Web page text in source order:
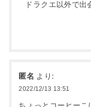
ドラクエ以外で出
匿名 より:
2022/12/13 13:51